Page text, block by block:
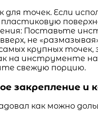
точек. Если
пластиковую
Поставьте
не
крупных
на инструменте
свежую порцию.
закрепление и
как можно